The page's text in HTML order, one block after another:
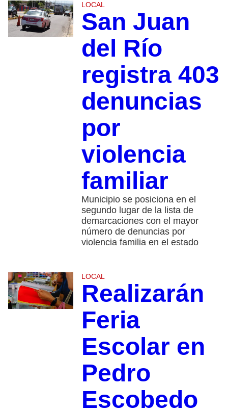
LOCAL
San Juan
del Río
registra 403
denuncias
por
violencia
familiar
Municipio se posiciona en el
segundo lugar de la lista de
demarcaciones con el mayor
número de denuncias por
violencia familia en el estado
LOCAL
Realizarán
Feria
Escolar en
Pedro
Escobedo